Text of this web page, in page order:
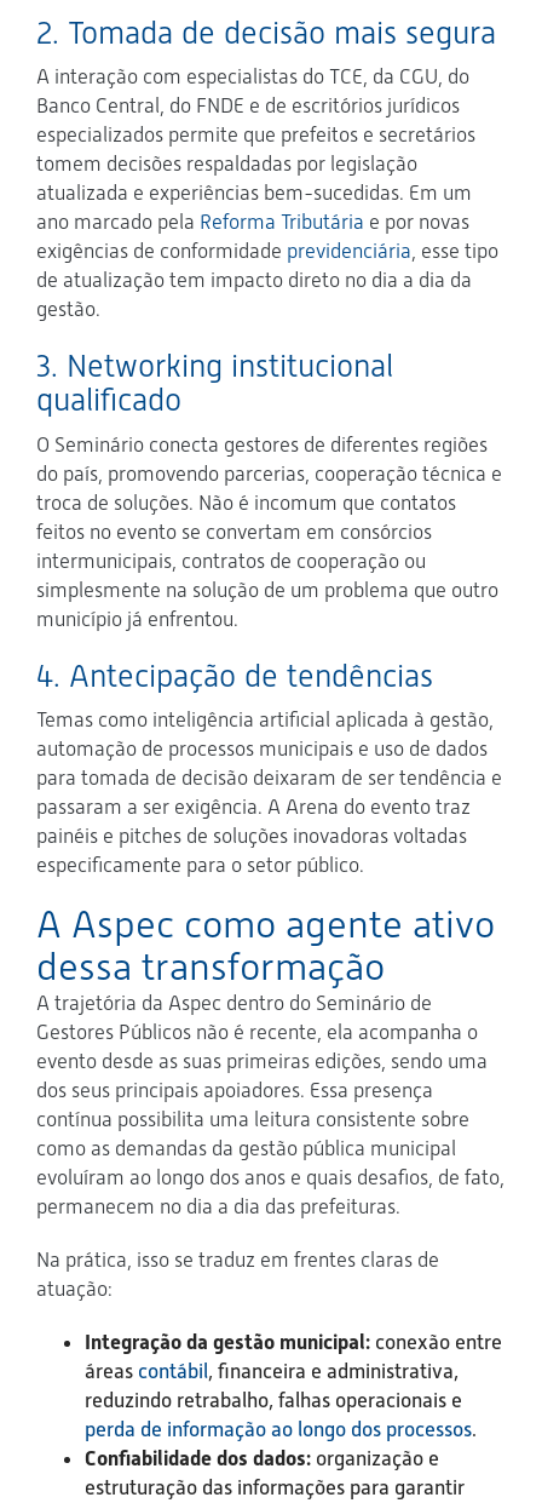
2. Tomada de decisão mais segura
A interação com especialistas do TCE, da CGU, do
Banco Central, do FNDE e de escritórios jurídicos
especializados permite que prefeitos e secretários
tomem decisões respaldadas por legislação
atualizada e experiências bem-sucedidas. Em um
ano marcado pela Reforma Tributária e por novas
exigências de conformidade previdenciária, esse tipo
de atualização tem impacto direto no dia a dia da
gestão.
3. Networking institucional
qualificado
O Seminário conecta gestores de diferentes regiões
do país, promovendo parcerias, cooperação técnica e
troca de soluções. Não é incomum que contatos
feitos no evento se convertam em consórcios
intermunicipais, contratos de cooperação ou
simplesmente na solução de um problema que outro
município já enfrentou.
4. Antecipação de tendências
Temas como inteligência artificial aplicada à gestão,
automação de processos municipais e uso de dados
para tomada de decisão deixaram de ser tendência e
passaram a ser exigência. A Arena do evento traz
painéis e pitches de soluções inovadoras voltadas
especificamente para o setor público.
A Aspec como agente ativo
dessa transformação
A trajetória da Aspec dentro do Seminário de
Gestores Públicos não é recente, ela acompanha o
evento desde as suas primeiras edições, sendo uma
dos seus principais apoiadores. Essa presença
contínua possibilita uma leitura consistente sobre
como as demandas da gestão pública municipal
evoluíram ao longo dos anos e quais desafios, de fato,
permanecem no dia a dia das prefeituras.
Na prática, isso se traduz em frentes claras de
atuação:
Integração da gestão municipal: conexão entre
áreas contábil, financeira e administrativa,
reduzindo retrabalho, falhas operacionais e
perda de informação ao longo dos processos.
Confiabilidade dos dados: organização e
estruturação das informações para garantir